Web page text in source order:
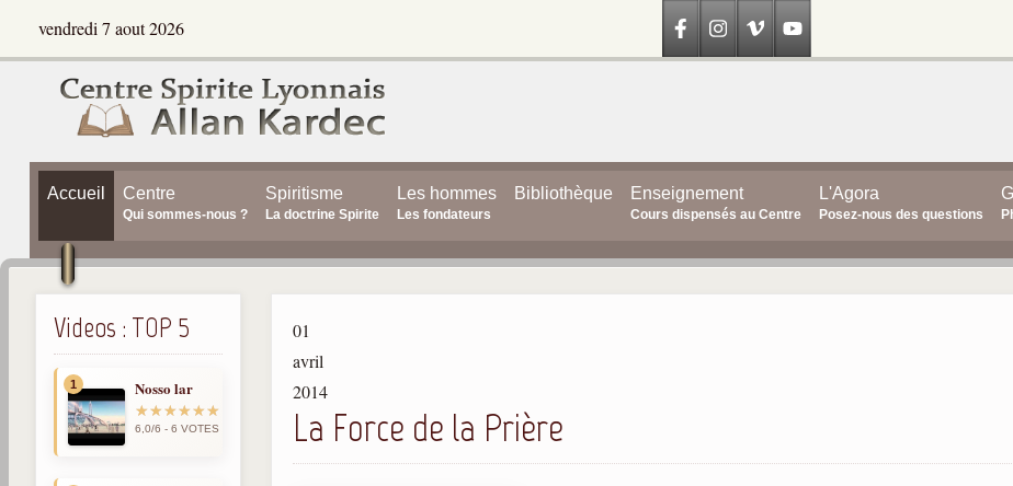
vendredi 7 aout 2026
Accueil Centre
Qui sommes-nous ?
Spiritisme
La doctrine Spirite
Les hommes
Les fondateurs
Bibliothèque Enseignement
Cours dispensés au Centre
L'Agora
Posez-nous des questions
Videos : TOP 5
1 Nosso lar
6,0/6 - 6 VOTES
01
avril
2014
La Force de la Prière